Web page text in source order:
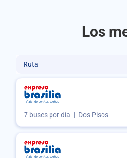
Los
Ruta
7 buses por día | Dos Pisos